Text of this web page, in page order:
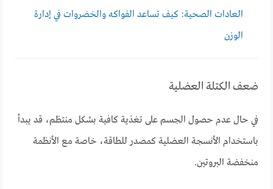
العادات الصحية: كيف تساعد الفواكه والخضروات في إدارة
الوزن
ضعف الكتلة العضلية
في حال عدم حصول الجسم على تغذية كافية بشكل منتظم، قد يبدأ
باستخدام الأنسجة العضلية كمصدر للطاقة، خاصة مع الأنظمة
منخفضة البروتين.